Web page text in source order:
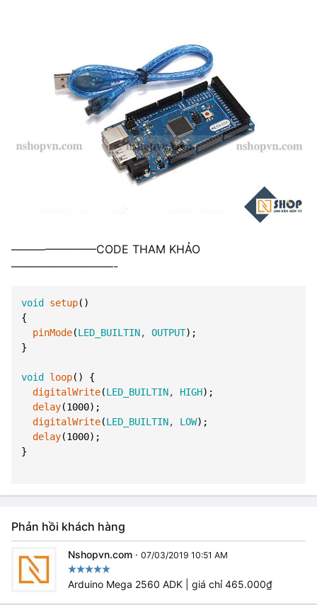
———————–CODE THAM KHẢO
—————————-
void setup( )
{
pinMode(LED_BUILTIN, OUTPUT) ;
}
void loop( )
{
digitalWrite(LED_BUILTIN, HIGH) ;
delay(1000) ;
digitalWrite(LED_BUILTIN, LOW) ;
delay(1000) ;
}
Phản hồi khách hàng
Nshopvn.com · 07/03/2019 10:51 AM
Arduino Mega 2560 ADK | giá chỉ 465.000₫